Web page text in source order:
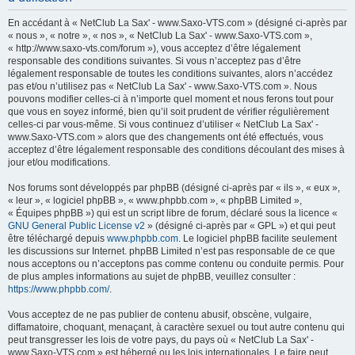
h
En accédant à « NetClub La Sax' - www.Saxo-VTS.com » (désigné ci-après par
« nous », « notre », « nos », « NetClub La Sax' - www.Saxo-VTS.com »,
« http://www.saxo-vts.com/forum »), vous acceptez d’être légalement
responsable des conditions suivantes. Si vous n’acceptez pas d’être
légalement responsable de toutes les conditions suivantes, alors n’accédez
pas et/ou n’utilisez pas « NetClub La Sax' - www.Saxo-VTS.com ». Nous
pouvons modifier celles-ci à n’importe quel moment et nous ferons tout pour
que vous en soyez informé, bien qu’il soit prudent de vérifier régulièrement
celles-ci par vous-même. Si vous continuez d’utiliser « NetClub La Sax' -
www.Saxo-VTS.com » alors que des changements ont été effectués, vous
acceptez d’être légalement responsable des conditions découlant des mises à
jour et/ou modifications.
Nos forums sont développés par phpBB (désigné ci-après par « ils », « eux »,
« leur », « logiciel phpBB », « www.phpbb.com », « phpBB Limited »,
« Équipes phpBB ») qui est un script libre de forum, déclaré sous la licence «
GNU General Public License v2 » (désigné ci-après par « GPL ») et qui peut
être téléchargé depuis www.phpbb.com. Le logiciel phpBB facilite seulement
les discussions sur Internet. phpBB Limited n’est pas responsable de ce que
nous acceptons ou n’acceptons pas comme contenu ou conduite permis. Pour
de plus amples informations au sujet de phpBB, veuillez consulter :
https://www.phpbb.com/.
Vous acceptez de ne pas publier de contenu abusif, obscène, vulgaire,
diffamatoire, choquant, menaçant, à caractère sexuel ou tout autre contenu qui
peut transgresser les lois de votre pays, du pays où « NetClub La Sax' -
www.Saxo-VTS.com » est hébergé ou les lois internationales. Le faire peut